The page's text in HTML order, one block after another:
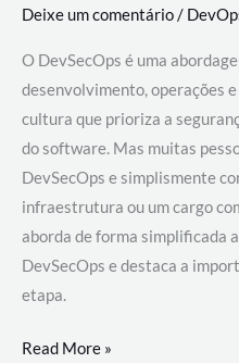
Deixe um comentário/
O DevSecOps é uma
desenvolvimento, operações
cultura que prioriza a
do software. Mas muitas
DevSecOps e simplismente
infraestrutura ou um cargo
aborda de forma simplificada
DevSecOps e destaca a
etapa.
DevSecOps
Read More »